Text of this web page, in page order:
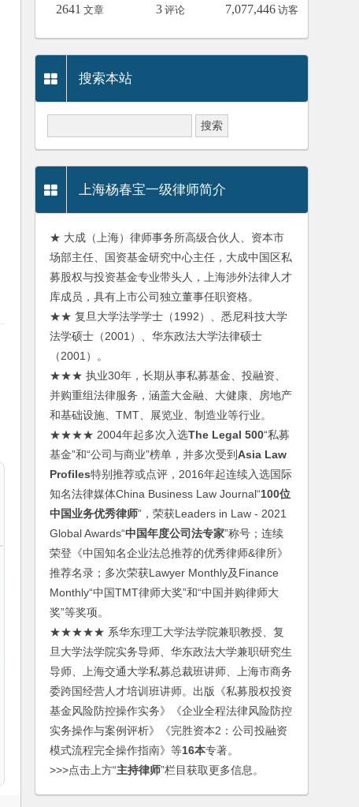
2641 文章 3 评论 7,077,446 访客
搜索本站
上海杨春宝一级律师简介
★ 大成（上海）律师事务所高级合伙人、资本市
场部主任、国资基金研究中心主任，大成中国区私
募股权与投资基金专业带头人，上海涉外法律人才
库成员，具有上市公司独立董事任职资格。
★★ 复旦大学法学学士（1992）、悉尼科技大学
法学硕士（2001）、华东政法大学法律硕士
（2001）。
★★★ 执业30年，长期从事私募基金、投融资、
并购重组法律服务，涵盖大金融、大健康、房地产
和基础设施、TMT、展览业、制造业等行业。
★★★★ 2004年起多次入选The Legal 500“私募
基金”和“公司与商业”榜单，并多次受到Asia Law
Profiles特别推荐或点评，2016年起连续入选国际
知名法律媒体China Business Law Journal“100位
中国业务优秀律师”，荣获Leaders in Law - 2021
Global Awards“中国年度公司法专家”称号；连续
荣登《中国知名企业法总推荐的优秀律师&律所》
推荐名录；多次荣获Lawyer Monthly及Finance
Monthly“中国TMT律师大奖”和“中国并购律师大
奖”等奖项。
★★★★★ 系华东理工大学法学院兼职教授、复
旦大学法学院实务导师、华东政法大学兼职研究生
导师、上海交通大学私募总裁班讲师、上海市商务
委跨国经营人才培训班讲师。出版《私募股权投资
基金风险防控操作实务》《企业全程法律风险防控
实务操作与案例评析》《完胜资本2：公司投融资
模式流程完全操作指南》等16本专著。
>>>点击上方“主持律师”栏目获取更多信息。